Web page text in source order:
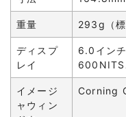
重量 293g（標
ディスプ
レイ
6.0イン
600NITS
イメージ
ャウィン
Corning